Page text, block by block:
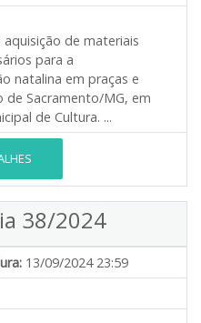
de materiais
para a
natalina em praças e
de Sacramento/MG, em
de Cultura. ...
38/2024
13/09/2024 23:59